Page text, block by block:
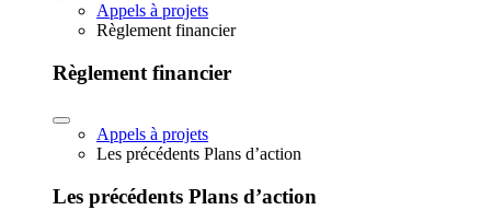
Appels à projets
Règlement financier
Règlement financier
Appels à projets
Les précédents Plans d’action
Les précédents Plans d’action